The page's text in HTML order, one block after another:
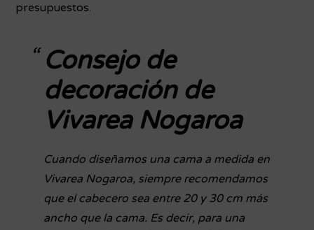
presupuestos.
Consejo de
decoración de
Vivarea Nogaroa
Cuando diseñamos una cama a medida en
Vivarea Nogaroa, siempre recomendamos
que el cabecero sea entre 20 y 30 cm más
ancho que la cama. Es decir, para una